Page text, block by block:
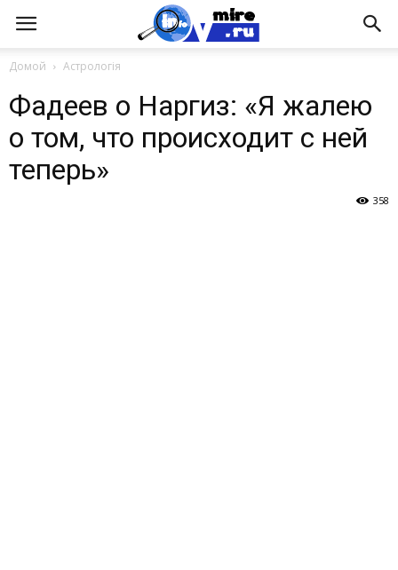
Домой Астрологія
Фадеев о Наргиз: «Я жалею
о том, что происходит с ней
теперь»
358